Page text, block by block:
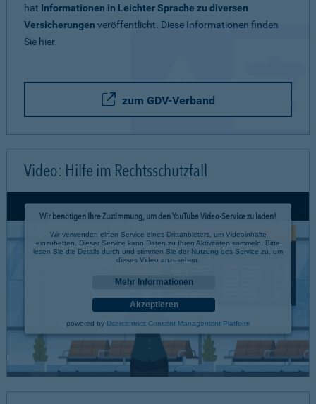
hat Informationen in Leichter Sprache zu diversen
Versicherungen veröffentlicht. Diese Informationen finden
Sie hier.
zum GDV-Verband
Video: Hilfe im Rechtsschutzfall
Wir benötigen Ihre Zustimmung, um den YouTube Video-Service zu laden!
Wir verwenden einen Service eines Drittanbieters, um Videoinhalte
einzubetten. Dieser Service kann Daten zu Ihren Aktivitäten sammeln. Bitte
lesen Sie die Details durch und stimmen Sie der Nutzung des Service zu, um
dieses Video anzusehen.
Mehr Informationen
Akzeptieren
powered by Usercentrics Consent Management Platform